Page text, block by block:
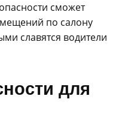
сможет
по салону
славятся водители
для